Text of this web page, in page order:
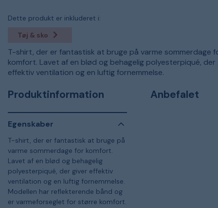
Dette produkt er inkluderet i:
Tøj & sko
T-shirt, der er fantastisk at bruge på varme sommerdage
komfort. Lavet af en blød og behagelig polyesterpiqué, der
effektiv ventilation og en luftig fornemmelse.
Produktinformation
Egenskaber
T-shirt, der er fantastisk at bruge på
varme sommerdage for komfort.
Lavet af en blød og behagelig
polyesterpiqué, der giver effektiv
ventilation og en luftig fornemmelse.
Modellen har reflekterende bånd og
er varmeforseglet for større komfort.
Anbefalet